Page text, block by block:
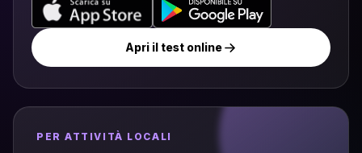
Apri il test online
PER ATTIVITÀ LOCALI